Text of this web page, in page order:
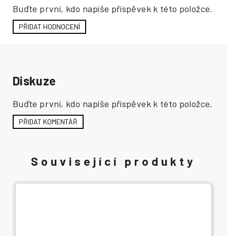
Buďte první, kdo napíše příspěvek k této položce.
PŘIDAT HODNOCENÍ
Diskuze
Buďte první, kdo napíše příspěvek k této položce.
PŘIDAT KOMENTÁŘ